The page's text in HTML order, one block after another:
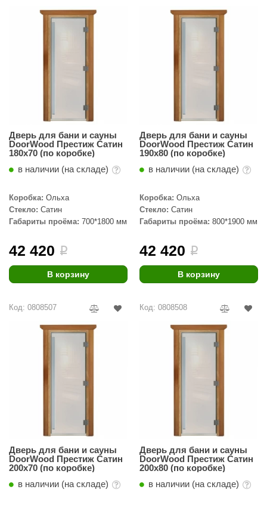
icon
Дверь для бани и сауны
DoorWood Престиж Сатин
180х70 (по коробке)
в наличии (на складе)
Коробка: Ольха
Стекло: Сатин
Габариты проёма: 700*1800 мм
42 420 i
В корзину
Дверь для бани и сауны
DoorWood Престиж Сатин
190х80 (по коробке)
в наличии (на складе)
Коробка: Ольха
Стекло: Сатин
Габариты проёма: 800*1900 мм
42 420 i
В корзину
Код: 0808507
Дверь для бани и сауны
DoorWood Престиж Сатин
200х70 (по коробке)
в наличии (на складе)
Код: 0808508
Дверь для бани и сауны
DoorWood Престиж Сатин
200х80 (по коробке)
в наличии (на складе)